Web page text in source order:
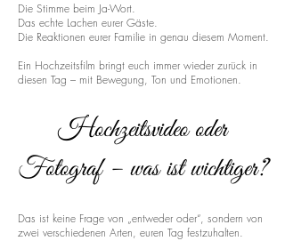
Die Stimme beim Ja-Wort.
Das echte Lachen eurer Gäste.
Die Reaktionen eurer Familie in genau diesem Moment.
Ein Hochzeitsfilm bringt euch immer wieder zurück in
diesen Tag – mit Bewegung, Ton und Emotionen.
Hochzeitsvideo oder
Fotograf – was ist wichtiger?
Das ist keine Frage von „entweder oder“, sondern von
zwei verschiedenen Arten, euren Tag festzuhalten.